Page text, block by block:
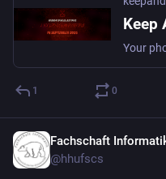
Keep
1 0
Fachschaft
@hhufscs